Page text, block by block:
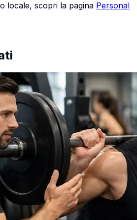
locale, scopri la pagina Personal